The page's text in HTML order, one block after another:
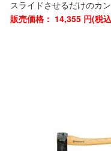
スライドさせるだけのカ
販売価格： 14,355 円(税